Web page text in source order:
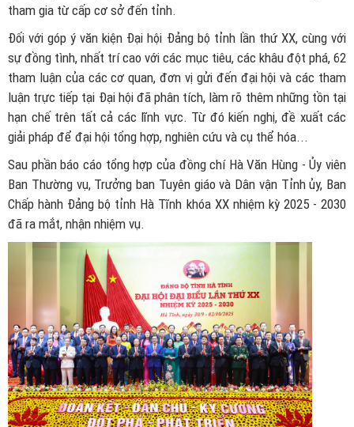
tham gia từ cấp cơ sở đến tỉnh.
Đối với góp ý văn kiện Đại hội Đảng bộ tỉnh lần thứ XX, cùng với
sự đồng tình, nhất trí cao với các mục tiêu, các khâu đột phá, 62
tham luận của các cơ quan, đơn vị gửi đến đại hội và các tham
luận trực tiếp tại Đại hội đã phân tích, làm rõ thêm những tồn tại
hạn chế trên tất cả các lĩnh vực. Từ đó kiến nghị, đề xuất các
giải pháp để đại hội tổng hợp, nghiên cứu và cụ thể hóa...
Sau phần báo cáo tổng hợp của đồng chí Hà Văn Hùng - Ủy viên
Ban Thường vụ, Trưởng ban Tuyên giáo và Dân vận Tỉnh ủy, Ban
Chấp hành Đảng bộ tỉnh Hà Tĩnh khóa XX nhiệm kỳ 2025 - 2030
đã ra mắt, nhận nhiệm vụ.